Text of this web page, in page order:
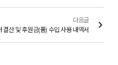
다음글
결산 및 후원금(품) 수입.사용 내역서